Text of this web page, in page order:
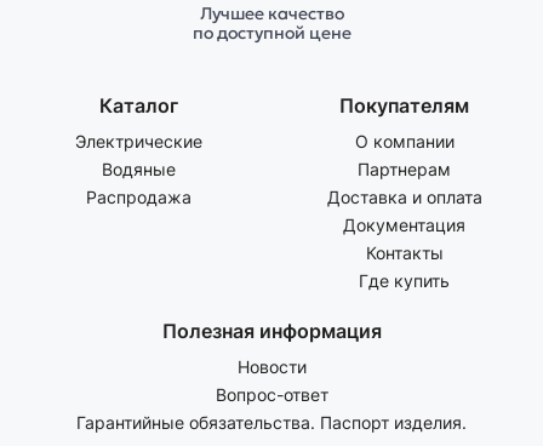
Лучшее качество
по доступной цене
Каталог
Электрические
Водяные
Распродажа
Покупателям
О компании
Партнерам
Доставка и оплата
Документация
Контакты
Где купить
Полезная информация
Новости
Вопрос-ответ
Гарантийные обязательства. Паспорт изделия.